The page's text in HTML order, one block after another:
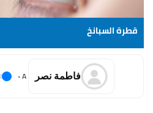
قطرة السبانخ
فاطمة نصر A
.